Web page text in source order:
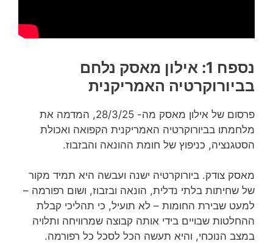
נספח 1: אילון מאסק נלחם
בביורוקרטיה האמריקנית
פרסום של אילון מאסק מה- 28/3/25, המדמה את
מלחמתו בביורוקרטיה האמריקנית הקפואה ואכולת
הסטגנציה, כניפוץ של חומת ההונאה והבזבוז.
מאסק צודק. ביורוקרטיה ישנה ועבשה היא תמיד מקור
של שחיתות בלתי נדלית, הונאה ובזבוז, ושום רפורמה –
למעט שבירת החומות – לא תועיל, כי תהליכי קבלת
ההחלטות שבויים בידי אותה קבוצה שמרוויחה ותלויה
במצב הנוכחי, והיא תעשה הכל לסכל כל רפורמה.